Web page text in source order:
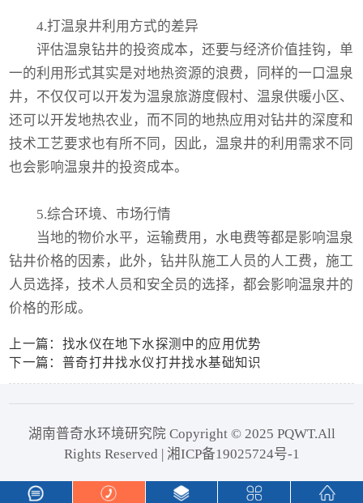
4.打温泉井利用方式的差异
评估温泉钻井的投资成本，还要与经济价值挂钩，单
一的利用形式其实是对地热资源的浪费，同样的一口温泉
井，不仅仅可以开发为温泉旅游度假村、温泉供暖小区、
还可以开发地热农业，而不同的地热应用对钻井的深度和
技术工艺要求也有所不同，因此，温泉井的利用需求不同
也会影响温泉井的投资成本。
5.综合环境、市场行情
当地的物价水平，运输费用，水电费等都是影响温泉
钻井价格的因素，此外，钻井队施工人员的人工费，施工
人员选择，技术人员和安全员的选择，都会影响温泉井的
价格的形成。
上一篇：找水仪在地下水探测中的应用优势
下一篇：普奇打井找水仪打井找水基础知识
湖南普奇水环境研究院 Copyright © 2025 PQWT.All
Rights Reserved | 湘ICP备19025724号-1